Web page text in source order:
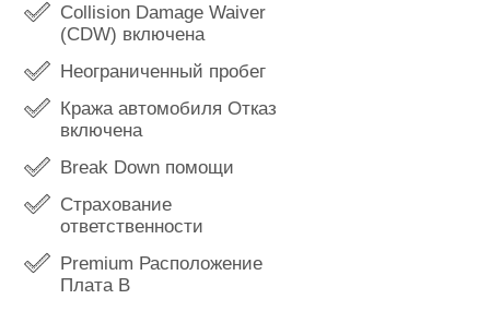
Collision Damage Waiver
(CDW) включена
Неограниченный пробег
Кража автомобиля Отказ
включена
Break Down помощи
Страхование
ответственности
Premium Расположение
Плата В